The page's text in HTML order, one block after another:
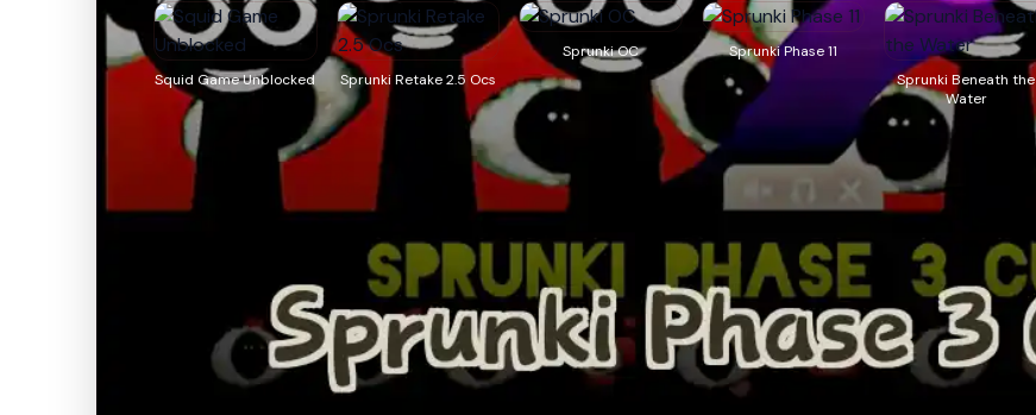
Squid Game Unblocked Sprunki Retake 2.5 Ocs
Sprunki OC
Sprunki Phase 11
Sprunki Beneath the
Water